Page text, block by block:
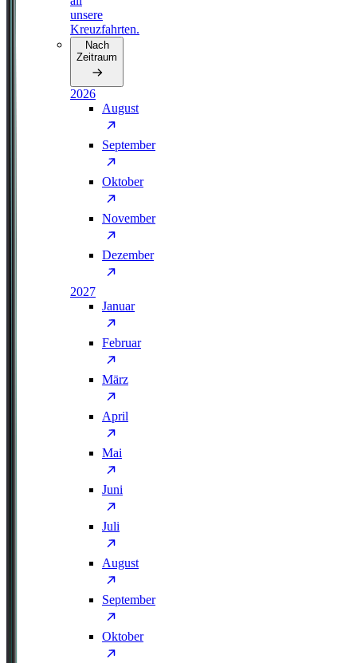
unsere
Kreuzfahrten.
Nach
Zeitraum
2026
August
September
Oktober
November
Dezember
2027
Januar
Februar
März
April
Mai
Juni
Juli
August
September
Oktober